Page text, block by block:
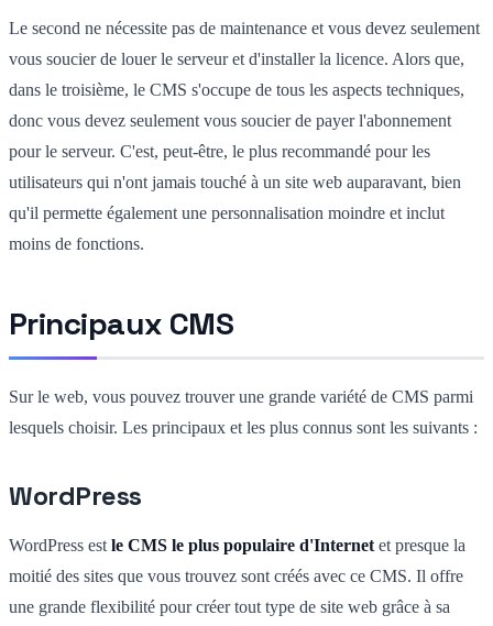
Le second ne nécessite pas de maintenance et vous devez seulement
vous soucier de louer le serveur et d'installer la licence. Alors que,
dans le troisième, le CMS s'occupe de tous les aspects techniques,
donc vous devez seulement vous soucier de payer l'abonnement
pour le serveur. C'est, peut-être, le plus recommandé pour les
utilisateurs qui n'ont jamais touché à un site web auparavant, bien
qu'il permette également une personnalisation moindre et inclut
moins de fonctions.
Principaux CMS
Sur le web, vous pouvez trouver une grande variété de CMS parmi
lesquels choisir. Les principaux et les plus connus sont les suivants :
WordPress
WordPress est le CMS le plus populaire d'Internet et presque la
moitié des sites que vous trouvez sont créés avec ce CMS. Il offre
une grande flexibilité pour créer tout type de site web grâce à sa